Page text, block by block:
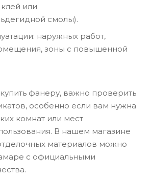
или
смолы).
наружных работ,
зоны с повышенной
фанеру, важно проверить
особенно если вам нужна
комнат или мест
В нашем магазине
материалов можно
с официальными